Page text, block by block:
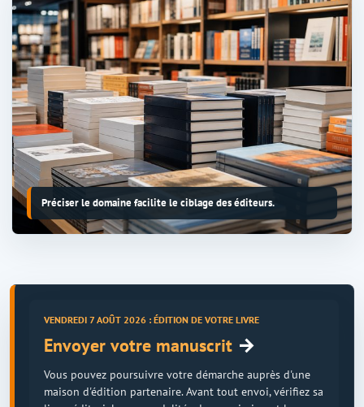
Préciser le domaine facilite le ciblage des éditeurs.
VENDREDI 7 AOÛT 2026 : ÉDITION DE VOTRE LIVRE
Envoyer votre manuscrit →
Vous pouvez poursuivre votre démarche auprès d'une
maison d'édition partenaire. Avant tout envoi, vérifiez sa